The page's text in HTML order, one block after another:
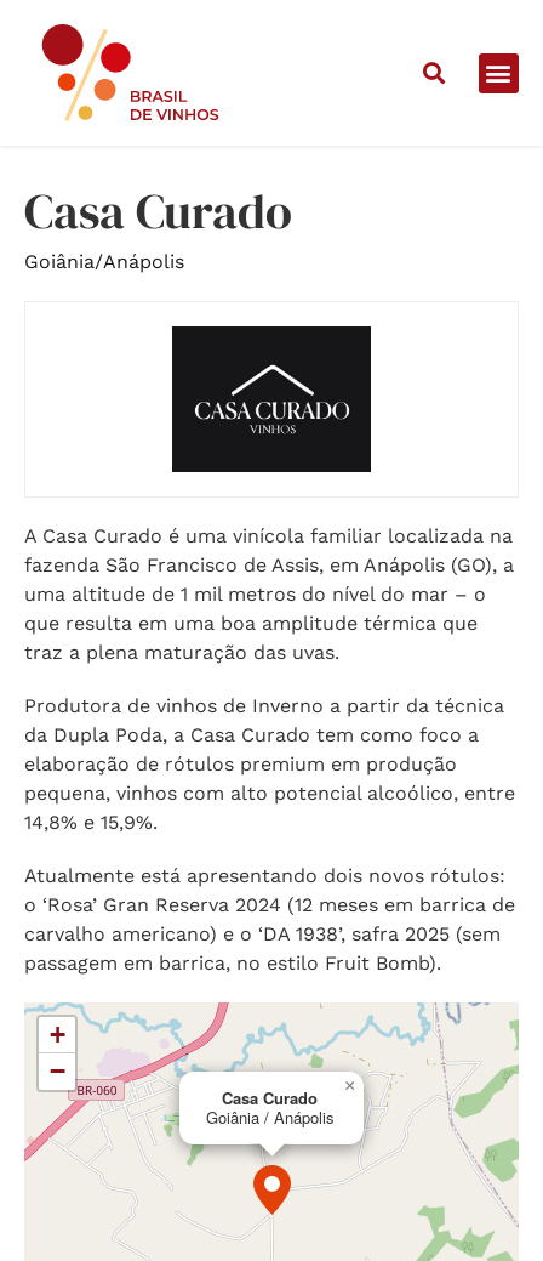
Casa Curado
Goiânia/Anápolis
A Casa Curado é uma vinícola familiar localizada na
fazenda São Francisco de Assis, em Anápolis (GO), a
uma altitude de 1 mil metros do nível do mar – o
que resulta em uma boa amplitude térmica que
traz a plena maturação das uvas.
Produtora de vinhos de Inverno a partir da técnica
da Dupla Poda, a Casa Curado tem como foco a
elaboração de rótulos premium em produção
pequena, vinhos com alto potencial alcoólico, entre
14,8% e 15,9%.
Atualmente está apresentando dois novos rótulos:
o ‘Rosa’ Gran Reserva 2024 (12 meses em barrica de
carvalho americano) e o ‘DA 1938’, safra 2025 (sem
passagem em barrica, no estilo Fruit Bomb).
Casa Curado
Goiânia / Anápolis
×
+
−